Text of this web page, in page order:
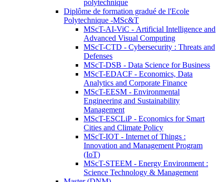
polytechnique
Diplôme de formation gradué de l'Ecole
Polytechnique -MSc&T
MScT-AI-ViC - Artificial Intelligence and
Advanced Visual Computing
MScT-CTD - Cybersecurity : Threats and
Defenses
MScT-DSB - Data Science for Business
MScT-EDACF - Economics, Data
Analytics and Corporate Finance
MScT-EESM - Environmental
Engineering and Sustainability
Management
MScT-ESCLiP - Economics for Smart
Cities and Climate Policy
MScT-IOT - Internet of Things :
Innovation and Management Program
(IoT)
MScT-STEEM - Energy Environment :
Science Technology & Management